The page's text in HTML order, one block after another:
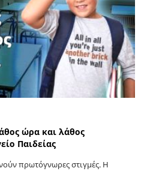
ώρα και λάθος
Παιδείας
πρωτόγνωρες στιγμές. Η